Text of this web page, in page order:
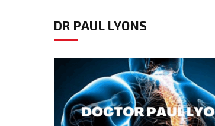
DR PAUL LYONS